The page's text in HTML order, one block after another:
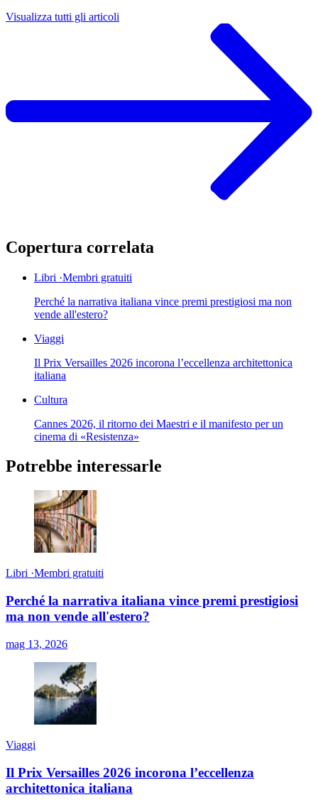
Visualizza tutti gli articoli
Copertura correlata
Libri ·Membri gratuiti
Perché la narrativa italiana vince premi prestigiosi ma non
vende all'estero?
Viaggi
Il Prix Versailles 2026 incorona l’eccellenza architettonica
italiana
Cultura
Cannes 2026, il ritorno dei Maestri e il manifesto per un
cinema di «Resistenza»
Potrebbe interessarle
Libri ·Membri gratuiti
Perché la narrativa italiana vince premi prestigiosi
ma non vende all'estero?
mag 13, 2026
Viaggi
Il Prix Versailles 2026 incorona l’eccellenza
architettonica italiana